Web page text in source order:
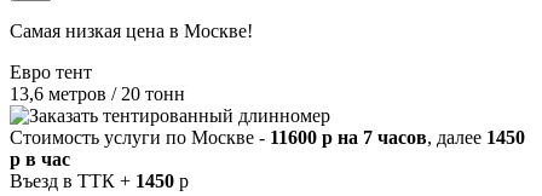
Самая низкая цена в Москве!
Евро тент
13,6 метров / 20 тонн
Стоимость услуги по Москве - 11600 р на 7 часов, далее 1450
р в час
Въезд в ТТК + 1450 р